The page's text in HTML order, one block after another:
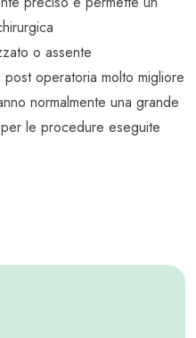
o assente
operatoria molto migliore
normalmente una grande
le procedure eseguite